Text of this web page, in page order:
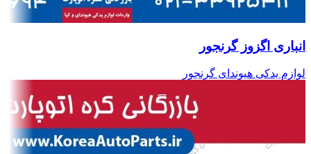
انباری اگزوز گرنجور
لوازم یدکی هیوندای گرنجور